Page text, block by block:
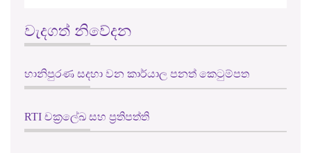
වැදගත් නිවේදන
හානිපුරණ සදහා වන කාර්යාල පනත් කෙටුම්පත
RTI චක්‍රලේඛ සහ ප්‍රතිපත්ති